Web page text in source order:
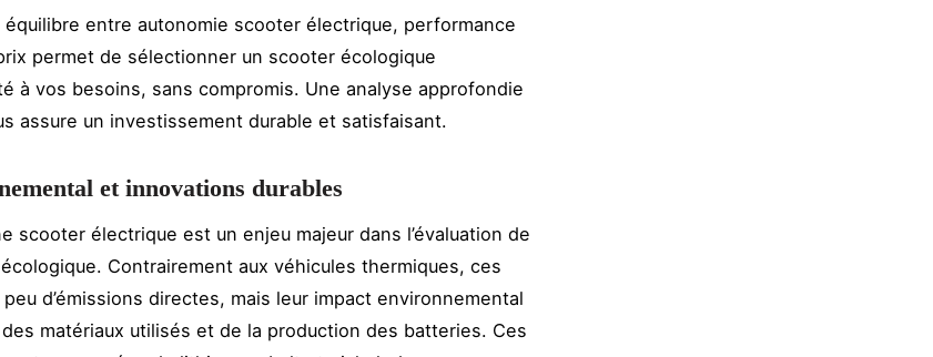
équilibre entre autonomie scooter électrique, performance
permet de sélectionner un scooter écologique
à vos besoins, sans compromis. Une analyse approfondie
assure un investissement durable et satisfaisant.
et innovations durables
scooter électrique est un enjeu majeur dans l’évaluation de
Contrairement aux véhicules thermiques, ces
d’émissions directes, mais leur impact environnemental
matériaux utilisés et de la production des batteries. Ces